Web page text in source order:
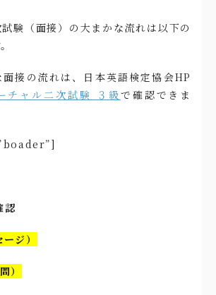
験（面接）の大まかな流れは以下の
面接の流れは、日本英語検定協会HP
チャル二次試験 ３級で確認できま
認
ジ）
）